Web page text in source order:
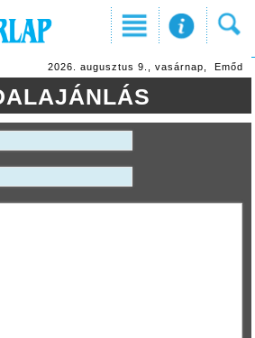
2026. augusztus 9., vasárnap, Emőd